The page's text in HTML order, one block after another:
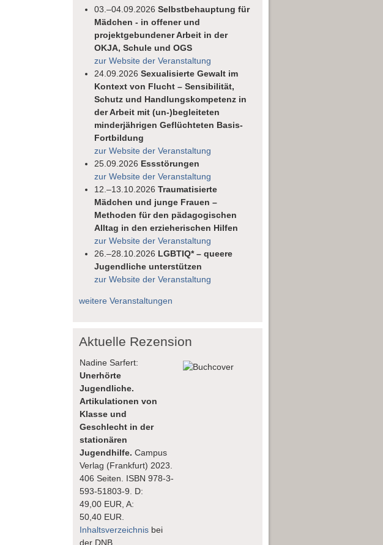
03.–04.09.2026Selbstbehauptung für
Mädchen - in offener und
projektgebundener Arbeit in der
OKJA, Schule und OGS
zur Website der Veranstaltung
24.09.2026Sexualisierte Gewalt im
Kontext von Flucht – Sensibilität,
Schutz und Handlungskompetenz in
der Arbeit mit (un-)begleiteten
minderjährigen Geflüchteten Basis-
Fortbildung
zur Website der Veranstaltung
25.09.2026 Essstörungen
zur Website der Veranstaltung
12.–13.10.2026Traumatisierte
Mädchen und junge Frauen –
Methoden für den pädagogischen
Alltag in den erzieherischen Hilfen
zur Website der Veranstaltung
26.–28.10.2026 LGBTIQ* – queere
Jugendliche unterstützen
zur Website der Veranstaltung
weitere Veranstaltungen
Aktuelle Rezension
Nadine Sarfert:
Unerhörte
Jugendliche.
Artikulationen von
Klasse und
Geschlecht in der
stationären
Jugendhilfe.Campus
Verlag (Frankfurt) 2023.
406 Seiten. ISBN 978-3-
593-51803-9. D:
49,00 EUR, A:
50,40 EUR.
Inhaltsverzeichnis bei
der DNB